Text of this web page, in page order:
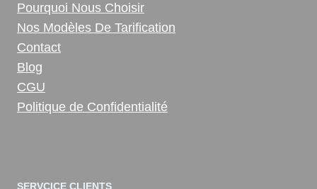
Pourquoi Nous Choisir
Nos Modèles De Tarification
Contact
Blog
CGU
Politique de Confidentialité
SERVCICE CLIENTS